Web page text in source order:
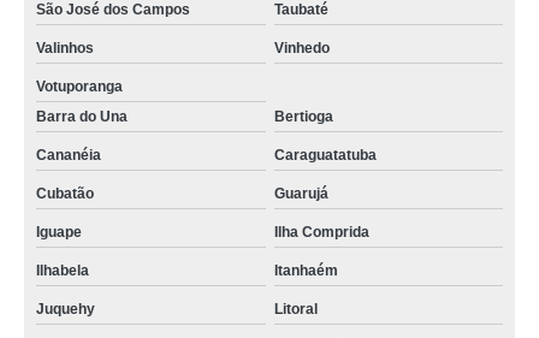
São José dos Campos Taubaté
Valinhos Vinhedo
Votuporanga
Barra do Una
Bertioga
Cananéia Caraguatatuba
Cubatão Guarujá
Iguape Ilha Comprida
Ilhabela Itanhaém
Juquehy Litoral